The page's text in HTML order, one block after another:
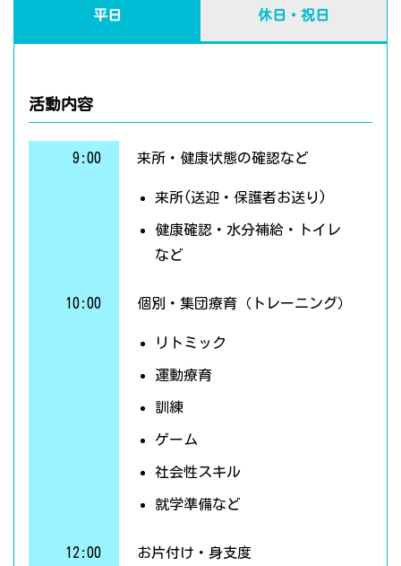
平日 休日・祝日
活動内容
9:00 来所・健康状態の確認など
来所(送迎・保護者お送り)
健康確認・水分補給・トイレ
など
10:00 個別・集団療育（トレーニング）
リトミック
運動療育
訓練
ゲーム
社会性スキル
就学準備など
12:00 お片付け・身支度